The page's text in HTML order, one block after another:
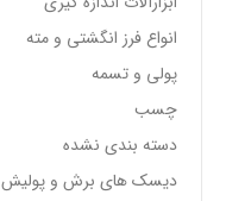
انواع فرز انگشتی و مته
پولی و تسمه
چسب
دسته بندی نشده
دیسک های برش و پولیش